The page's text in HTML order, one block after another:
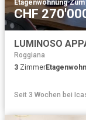
Etagenwohnung·Zum
CHF
Roggiana
3 Zimmer
Seit 3 Wochen bei